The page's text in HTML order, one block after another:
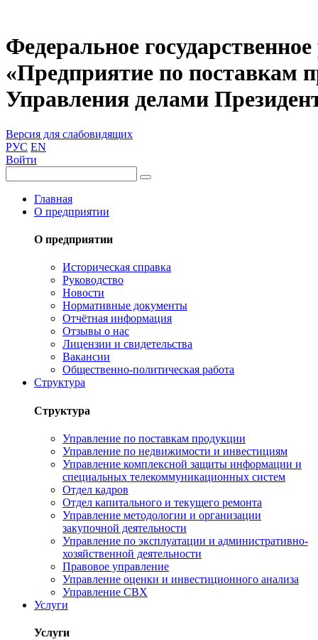
Федеральное
«Предприятие по поставкам
Управления делами
Версия для слабовидящих
РУС EN
Войти
Главная
О предприятии
О предприятии
Историческая справка
Руководство
Новости
Нормативные документы
Отчётная информация
Отзывы о нас
Лицензии и свидетельства
Вакансии
Общественно-политическая работа
Структура
Структура
Управление по поставкам продукции
Управление по недвижимости и инвестициям
Управление комплексной защиты информации и
специальных телекоммуникационных систем
Отдел кадров
Отдел капитального и текущего ремонта
Управление методологии и организации
закупочной деятельности
Управление по эксплуатации и административно-
хозяйственной деятельности
Правовое управление
Управление оценки и инвестиционного анализа
Управление СВХ
Услуги
Услуги